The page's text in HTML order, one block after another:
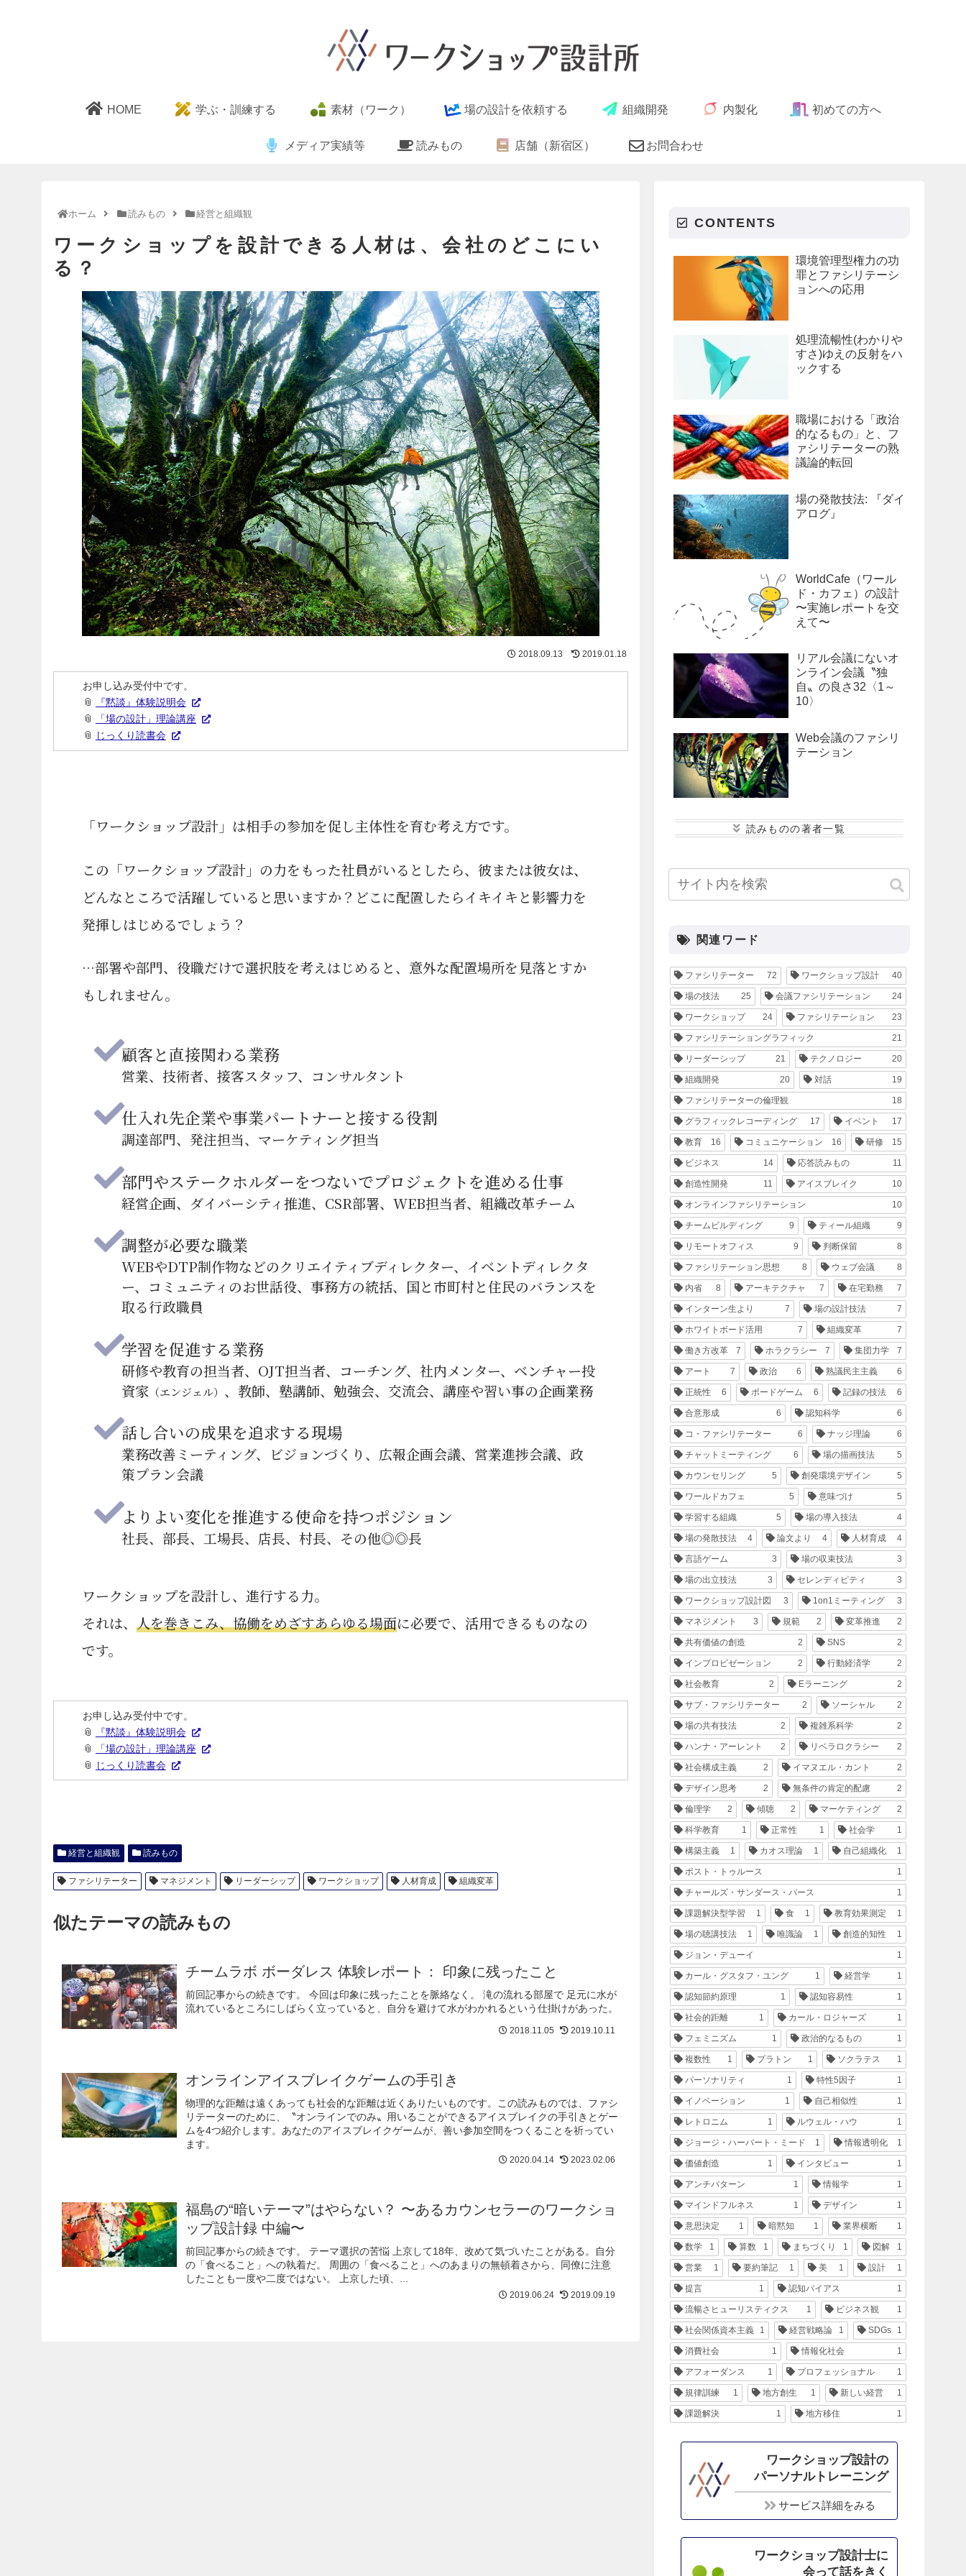
HOME 学ぶ・訓練する 素材（ワーク） 場の設計を依頼する 組織開発 内製化 初めての方へ
メディア実績等 読みもの 店舗（新宿区） お問合わせ
ホーム 読みもの 経営と組織観
ワークショップを設計できる人材は、会社のどこにい
る？
2019.01.18
2018.09.13
お申し込み受付中です。
📎
『黙談』体験説明会
📎
「場の設計」理論講座
📎
じっくり読書会
「ワークショップ設計 」は相手の参加を促し主体性を育む考え方です。
この「ワークショップ設計」の力をもった社員がいるとしたら、彼または彼女は、
どんなところで活躍していると思いますか？どこに配置したらイキイキと影響力を
発揮しはじめるでしょう？
…部署や部門、役職だけで選択肢を考えはじめると、意外な配置場所を見落とすか
もしれません。
顧客と直接関わる業務
営業、技術者、接客スタッフ、コンサルタント
仕入れ先企業や事業パートナーと接する役割
調達部門、発注担当、マーケティング担当
部門やステークホルダーをつないでプロジェクトを進める仕事
経営企画、ダイバーシティ推進、CSR部署、WEB担当者、組織改革チーム
調整が必要な職業
WEBやDTP制作物などのクリエイティブディレクター、イベントディレクタ
ー、コミュニティのお世話役、事務方の統括、国と市町村と住民のバランスを
取る行政職員
学習を促進する業務
研修や教育の担当者、OJT担当者、コーチング、社内メンター、ベンチャー投
資家 （エンジェル） 、教師、塾講師、勉強会、交流会、講座や習い事の企画業務
話し合いの成果を追求する現場
業務改善ミーティング、ビジョンづくり、広報企画会議、営業進捗会議、政
策プラン会議
よりよい変化を推進する使命を持つポジション
社長、部長、工場長、店長、村長、その他◎◎長
ワークショップを設計し、進行する力。
それは、 人を巻きこみ、協働をめざすあらゆる場面に必要で、活用できるものなの
です。
お申し込み受付中です。
📎
『黙談』体験説明会
📎
「場の設計」理論講座
📎
じっくり読書会
経営と組織観 読みもの
ファシリテーター マネジメント リーダーシップ ワークショップ 人材育成 組織変革
似たテーマの読みもの
チームラボ ボーダレス 体験レポート： 印象に残ったこと
前回記事からの続きです。 今回は印象に残ったことを脈絡なく。 滝の流れる部屋で 足元に水が
流れているところにしばらく立っていると、自分を避けて水がわかれるという仕掛けがあった。
2018.11.05 2019.10.11
オンラインアイスブレイクゲームの手引き
物理的な距離は遠くあっても社会的な距離は近くありたいものです。この読みものでは、ファシ
リテーターのために、〝オンラインでのみ〟用いることができるアイスブレイクの手引きとゲー
ムを4つ紹介します。あなたのアイスブレイクゲームが、善い参加空間をつくることを祈ってい
ます。
2020.04.14 2023.02.06
福島の“暗いテーマ”はやらない？ 〜あるカウンセラーのワークショ
ップ設計録 中編〜
前回記事からの続きです。 テーマ選択の苦悩 上京して18年、改めて気づいたことがある。自分
の「食べること」への執着だ。 周囲の「食べること」へのあまりの無頓着さから、同僚に注意
したことも一度や二度ではない。 上京した頃、...
2019.06.24 2019.09.19
CONTENTS
環境管理型権力の功
罪とファシリテーシ
ョンへの応用
処理流暢性(わかりや
すさ)ゆえの反射をハ
ックする
職場における「政治
的なるもの」と、フ
ァシリテーターの熟
議論的転回
場の発散技法: 『ダイ
アログ』
WorldCafe（ワール
ド・カフェ）の設計
〜実施レポートを交
えて〜
リアル会議にないオ
ンライン会議〝独
自〟の良さ32〈1～
10〉
Web会議のファシリ
テーション
峰松 大介
松本 悠平
関連ワード
ファシリテーター 72 ワークショップ設計 40
場の技法 25 会議ファシリテーション 24
ワークショップ 24 ファシリテーション 23
ファシリテーショングラフィック 21
リーダーシップ 21 テクノロジー 20
組織開発 20 対話 19
ファシリテーターの倫理観 18
グラフィックレコーディング 17 イベント 17
教育 16 コミュニケーション 16 研修 15
ビジネス 14 応答読みもの 11
創造性開発 11 アイスブレイク 10
オンラインファシリテーション 10
チームビルディング 9 ティール組織 9
リモートオフィス 9 判断保留 8
ファシリテーション思想 8 ウェブ会議 8
内省 8 アーキテクチャ 7 在宅勤務 7
インターン生より 7 場の設計技法 7
ホワイトボード活用 7 組織変革 7
働き方改革 7 ホラクラシー 7 集団力学 7
アート 7 政治 6 熟議民主主義 6
正統性 6 ボードゲーム 6 記録の技法 6
合意形成 6 認知科学 6
コ・ファシリテーター 6 ナッジ理論 6
チャットミーティング 6 場の描画技法 5
カウンセリング 5 創発環境デザイン 5
ワールドカフェ 5 意味づけ 5
学習する組織 5 場の導入技法 4
場の発散技法 4 論文より 4 人材育成 4
言語ゲーム 3 場の収束技法 3
場の出立技法 3 セレンディピティ 3
ワークショップ設計図 3 1on1ミーティング 3
マネジメント 3 規範 2 変革推進 2
共有価値の創造 2 SNS 2
インプロビゼーション 2 行動経済学 2
社会教育 2 Eラーニング 2
サブ・ファシリテーター 2 ソーシャル 2
場の共有技法 2 複雑系科学 2
ハンナ・アーレント 2 リベラロクラシー 2
社会構成主義 2 イマヌエル・カント 2
デザイン思考 2 無条件の肯定的配慮 2
倫理学 2 傾聴 2 マーケティング 2
科学教育 1 正常性 1 社会学 1
構築主義 1 カオス理論 1 自己組織化 1
ポスト・トゥルース 1
チャールズ・サンダース・パース 1
課題解決型学習 1 食 1 教育効果測定 1
場の聴講技法 1 唯識論 1 創造的知性 1
ジョン・デューイ 1
カール・グスタフ・ユング 1 経営学 1
認知節約原理 1 認知容易性 1
社会的距離 1 カール・ロジャーズ 1
フェミニズム 1 政治的なるもの 1
複数性 1 プラトン 1 ソクラテス 1
パーソナリティ 1 特性5因子 1
イノベーション 1 自己相似性 1
レトロニム 1 ルウェル・ハウ 1
ジョージ・ハーバート・ミード 1 情報透明化 1
価値創造 1 インタビュー 1
アンチパターン 1 情報学 1
マインドフルネス 1 デザイン 1
意思決定 1 暗黙知 1 業界横断 1
数学 1 算数 1 まちづくり 1 図解 1
営業 1 要約筆記 1 美 1 設計 1
提言 1 認知バイアス 1
流暢さヒューリスティクス 1 ビジネス観 1
社会関係資本主義 1 経営戦略論 1 SDGs 1
消費社会 1 情報化社会 1
アフォーダンス 1 プロフェッショナル 1
規律訓練 1 地方創生 1 新しい経営 1
課題解決 1 地方移住 1
ワークショップ設計の
パーソナルトレーニング
サービス詳細をみる
ワークショップ設計士に
会って話をきく